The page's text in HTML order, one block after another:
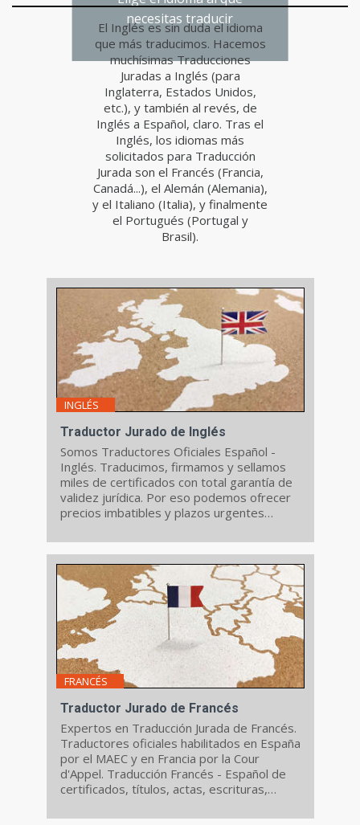
necesitas traducir
El Inglés es sin duda el idioma
que más traducimos. Hacemos
muchísimas Traducciones
Juradas a Inglés (para
Inglaterra, Estados Unidos,
etc.), y también al revés, de
Inglés a Español, claro. Tras el
Inglés, los idiomas más
solicitados para Traducción
Jurada son el Francés (Francia,
Canadá...), el Alemán (Alemania),
y el Italiano (Italia), y finalmente
el Portugués (Portugal y
Brasil).
INGLÉS
Traductor Jurado de Inglés
Somos Traductores Oficiales Español -
Inglés. Traducimos, firmamos y sellamos
miles de certificados con total garantía de
validez jurídica. Por eso podemos ofrecer
precios imbatibles y plazos urgentes
FRANCÉS
Traductor Jurado de Francés
Expertos en Traducción Jurada de Francés.
Traductores oficiales habilitados en España
por el MAEC y en Francia por la Cour
d'Appel. Traducción Francés - Español de
certificados, títulos, actas, escrituras,